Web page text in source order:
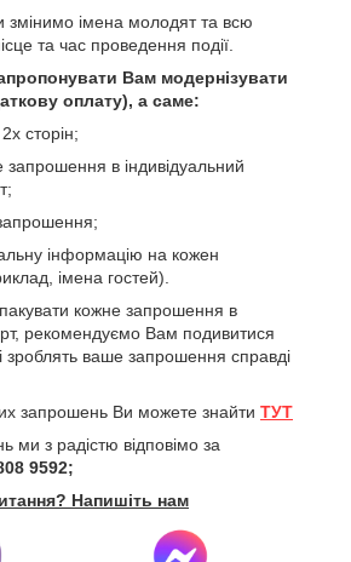
імена молодят та всю
та час проведення події.
Вам модернізувати
оплату), а саме:
сторін;
запрошення в індивідуальний
інформацію на кожен
імена гостей).
кожне запрошення в
рекомендуємо Вам подивитися
зроблять ваше запрошення справді
запрошень Ви можете знайти ТУТ
ми з радістю відповімо за
9592;
Напишіть нам